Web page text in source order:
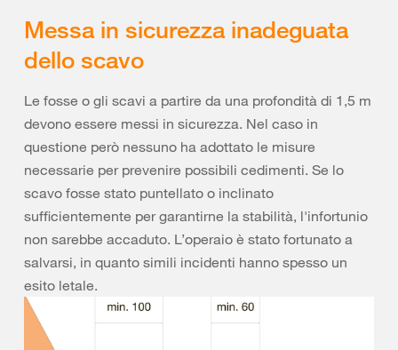
Messa in sicurezza inadeguata
dello scavo
Le fosse o gli scavi a partire da una profondità di 1,5 m
devono essere messi in sicurezza. Nel caso in
questione però nessuno ha adottato le misure
necessarie per prevenire possibili cedimenti. Se lo
scavo fosse stato puntellato o inclinato
sufficientemente per garantirne la stabilità, l'infortunio
non sarebbe accaduto. L’operaio è stato fortunato a
salvarsi, in quanto simili incidenti hanno spesso un
esito letale.